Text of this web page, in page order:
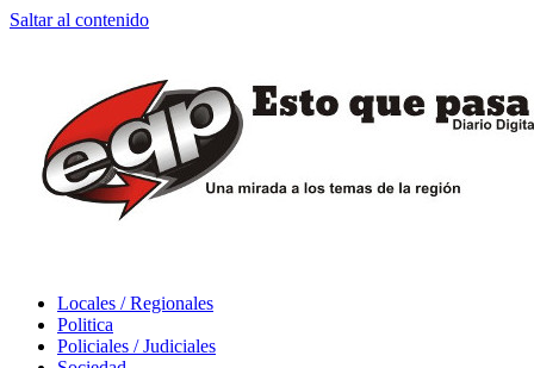
Saltar al contenido
Locales / Regionales
Politica
Policiales / Judiciales